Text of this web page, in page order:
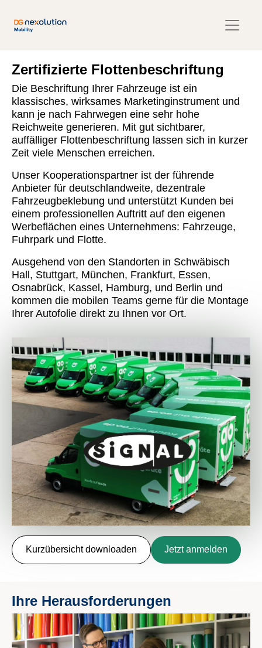
Zertifizierte Flottenbeschriftung
Die Beschriftung Ihrer Fahrzeuge ist ein
klassisches, wirksames Marketinginstrument und
kann je nach Fahrwegen eine sehr hohe
Reichweite generieren. Mit gut sichtbarer,
auffälliger Flottenbeschriftung lassen sich in kurzer
Zeit viele Menschen erreichen.
Unser Kooperationspartner ist der führende
Anbieter für deutschlandweite, dezentrale
Fahrzeugbeklebung und unterstützt Kunden bei
einem professionellen Auftritt auf den eigenen
Werbeflächen eines Unternehmens: Fahrzeuge,
Fuhrpark und Flotte.
Ausgehend von den Standorten in Schwäbisch
Hall, Stuttgart, München, Frankfurt, Essen,
Osnabrück, Kassel, Hamburg, und Berlin und
kommen die mobilen Teams gerne für die Montage
Ihrer Autofolie direkt zu Ihnen vor Ort.
Kurzübersicht downloaden Jetzt anmelden
Ihre Herausforderungen